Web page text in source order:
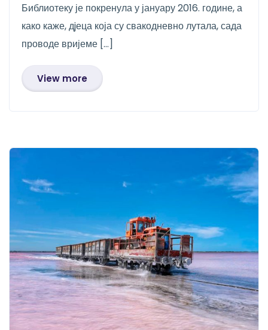
Библиотеку је покренула у јануару 2016. године, а
како каже, дjеца која су свакодневно лутала, сада
проводе вријеме […]
View more